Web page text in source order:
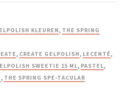
KLEUREN, THE SPRING
, CREATE GELPOLISH, LECENTÉ,
SWEETIE 15 ML, PASTEL,
, THE SPRING SPE-TACULAR